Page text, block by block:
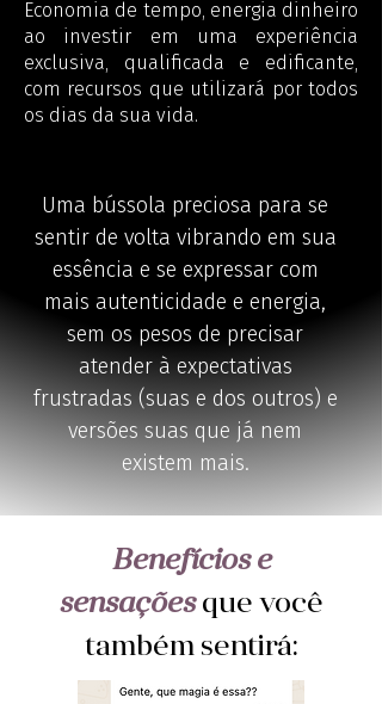
Economia de tempo, energia dinheiro
ao investir em uma experiência
exclusiva, qualificada e edificante,
com recursos que utilizará por todos
os dias da sua vida.
Uma bússola preciosa para se
sentir de volta vibrando em sua
essência e se expressar com
mais autenticidade e energia,
sem os pesos de precisar
atender à expectativas
frustradas (suas e dos outros) e
versões suas que já nem
existem mais.
Benefícios e
sensações que você
também sentirá: